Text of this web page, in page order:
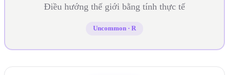
Điều hướng thế giới bằng tính thực tế
Uncommon · R